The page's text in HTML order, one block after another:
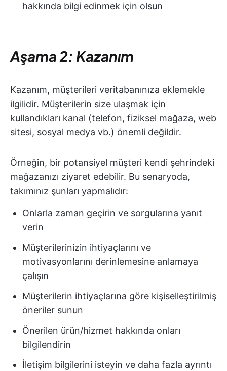
hakkında bilgi edinmek için olsun
Aşama 2: Kazanım
Kazanım, müşterileri veritabanınıza eklemekle
ilgilidir. Müşterilerin size ulaşmak için
kullandıkları kanal (telefon, fiziksel mağaza, web
sitesi, sosyal medya vb.) önemli değildir.
Örneğin, bir potansiyel müşteri kendi şehrindeki
mağazanızı ziyaret edebilir. Bu senaryoda,
takımınız şunları yapmalıdır:
Onlarla zaman geçirin ve sorgularına yanıt
verin
Müşterilerinizin ihtiyaçlarını ve
motivasyonlarını derinlemesine anlamaya
çalışın
Müşterilerin ihtiyaçlarına göre kişiselleştirilmiş
öneriler sunun
Önerilen ürün/hizmet hakkında onları
bilgilendirin
İletişim bilgilerini isteyin ve daha fazla ayrıntı